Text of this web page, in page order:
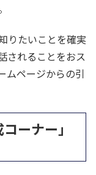
りたいことを確実
されることをおス
ムページからの引
ーナー」